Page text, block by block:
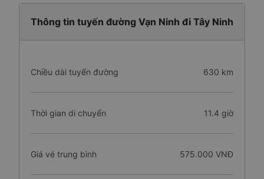
Thông tin tuyến đường Vạn Ninh đi Tây Ninh
Chiều dài tuyến đường 630 km
Thời gian di chuyển 11.4 giờ
Giá vé trung bình 575.000 VNĐ